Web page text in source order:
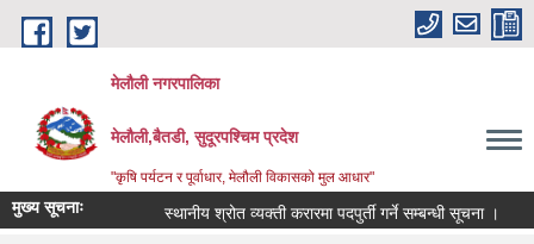
Skip to main content
मेलौली नगरपालिका
मेलौली,बैतडी, सुदूरपश्‍चिम प्रदेश
"कृषि पर्यटन र पूर्वाधार, मेलौली विकासको मुल आधार"
मुख्य सूचनाः स्थानीय श्रोत व्यक्ती करारमा पदपुर्ती गर्ने सम्बन्धी सूचना ।